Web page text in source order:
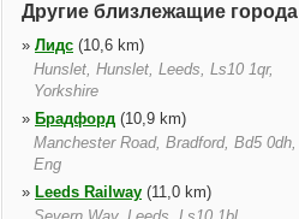
Другие близлежащие города
» Лидс (10,6 km)
Hunslet, Hunslet, Leeds, Ls10 1qr,
Yorkshire
» Брадфорд (10,9 km)
Manchester Road, Bradford, Bd5 0dh,
Eng
» Leeds Railway (11,0 km)